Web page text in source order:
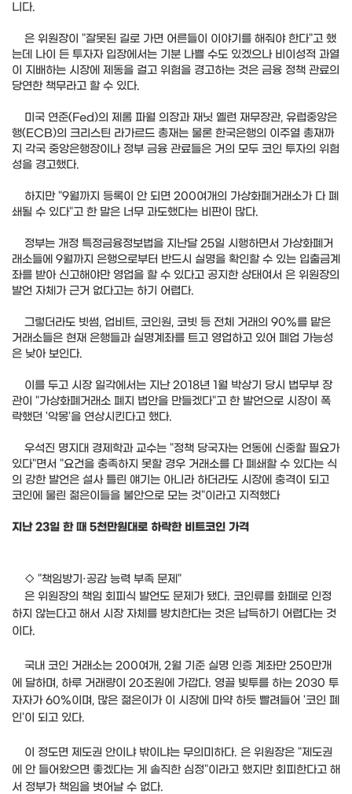
니다.
은 위원장이 "잘못된 길로 가면 어른들이 이야기를 해줘야 한다"고 했
는데 나이 든 투자자 입장에서는 기분 나쁠 수도 있겠으나 비이성적 과열
이 지배하는 시장에 제동을 걸고 위험을 경고하는 것은 금융 정책 관료의
당연한 책무라고 할 수 있다.
미국 연준(Fed)의 제롬 파월 의장과 재닛 옐런 재무장관, 유럽중앙은
행(ECB)의 크리스틴 라가르드 총재는 물론 한국은행의 이주열 총재까
지 각국 중앙은행장이나 정부 금융 관료들은 거의 모두 코인 투자의 위험
성을 경고했다.
하지만 "9월까지 등록이 안 되면 200여개의 가상화폐거래소가 다 폐
쇄될 수 있다"고 한 말은 너무 과도했다는 비판이 많다.
정부는 개정 특정금융정보법을 지난달 25일 시행하면서 가상화폐거
래소들에 9월까지 은행으로부터 반드시 실명을 확인할 수 있는 입출금계
좌를 받아 신고해야만 영업을 할 수 있다고 공지한 상태여서 은 위원장의
발언 자체가 근거 없다고는 하기 어렵다.
그렇더라도 빗썸, 업비트, 코인원, 코빗 등 전체 거래의 90%를 맡은
거래소들은 현재 은행들과 실명계좌를 트고 영업하고 있어 폐업 가능성
은 낮아 보인다.
이를 두고 시장 일각에서는 지난 2018년 1월 박상기 당시 법무부 장
관이 "가상화폐거래소 폐지 법안을 만들겠다"고 한 발언으로 시장이 폭
락했던 '악몽'을 연상시킨다고 했다.
우석진 명지대 경제학과 교수는 "정책 당국자는 언동에 신중할 필요가
있다"면서 "요건을 충족하지 못할 경우 거래소를 다 폐쇄할 수 있다는 식
의 강한 발언은 설사 틀린 얘기는 아니라 하더라도 시장에 충격이 되고
코인에 물린 젊은이들을 불안으로 모는 것"이라고 지적했다
지난 23일 한 때 5천만원대로 하락한 비트코인 가격
◇ "책임방기·공감 능력 부족 문제"
은 위원장의 책임 회피식 발언도 문제가 됐다. 코인류를 화폐로 인정
하지 않는다고 해서 시장 자체를 방치한다는 것은 납득하기 어렵다는 것
이다.
국내 코인 거래소는 200여개, 2월 기준 실명 인증 계좌만 250만개
에 달하며, 하루 거래량이 20조원에 가깝다. 영끌 빚투를 하는 2030 투
자자가 60%이며, 많은 젊은이가 이 시장에 마약 하듯 빨려들어 '코인 폐
인'이 되고 있다.
이 정도면 제도권 안이냐 밖이냐는 무의미하다. 은 위원장은 "제도권
에 안 들어왔으면 좋겠다는 게 솔직한 심정"이라고 했지만 회피한다고 해
서 정부가 책임을 벗어날 수 없다.